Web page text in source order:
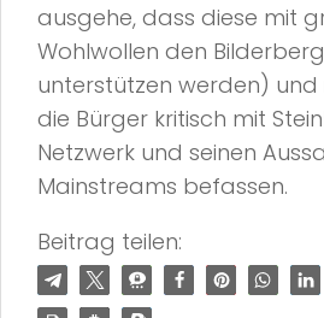
ausgehe, dass diese mit
Wohlwollen den
unterstützen werden) und
die Bürger kritisch mit
Netzwerk und seinen
Mainstreams befassen.
Beitrag teilen: